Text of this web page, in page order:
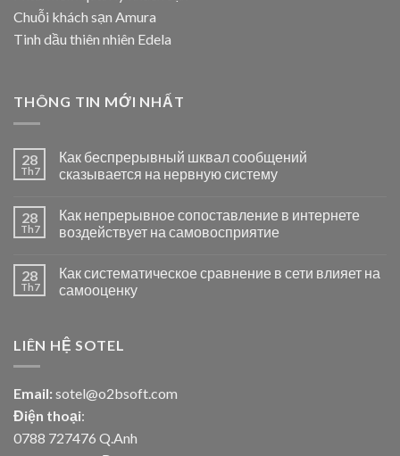
Chuỗi khách sạn Amura
Tinh dầu thiên nhiên Edela
THÔNG TIN MỚI NHẤT
28
Th7
Как беспрерывный шквал сообщений
сказывается на нервную систему
28
Th7
Как непрерывное сопоставление в интернете
воздействует на самовосприятие
28
Th7
Как систематическое сравнение в сети влияет на
самооценку
LIÊN HỆ SOTEL
Email: sotel@o2bsoft.com
Điện thoại:
0788 727476 Q.Anh